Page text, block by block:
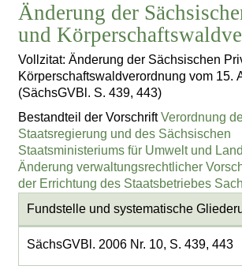
Änderung der
und
Vollzitat: Änderung der Sächsischen
Körperschaftswaldverordnung vom 15.
(SächsGVBl. S. 439, 443)
Bestandteil der VorschriftVerordnung
Staatsregierung und des Sächsischen
Staatsministeriums für Umwelt und
Änderung verwaltungsrechtlicher
der Errichtung des Staatsbetriebes
Fundstelle und systematische
SächsGVBl. 2006 Nr. 10, S. 439, 443